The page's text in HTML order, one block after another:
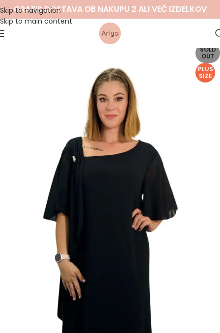
Skip to navigation
Skip to main content
GRATIS DOSTAVA OB NAKUPU 2 ALI VEČ IZDELKOV
SOLD
OUT
PLUS
SIZE